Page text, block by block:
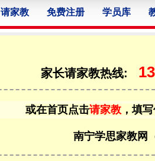
请家教 免费注册 学员库
家长请家教热线:
或在首页点击请家教 ，填
南宁学思家教网